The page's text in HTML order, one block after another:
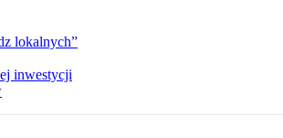
lokalnych”
inwestycji